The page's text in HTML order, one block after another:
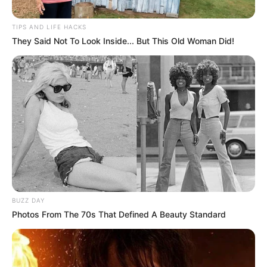
Cortesía Comité No Más Peajes
Manifestación del Comité No Más Peajes en Turbaco
Por: Abraham Mackenzie
Abril 18, 2026
TIPS AND LIFE HACKS
They Said Not To Look Inside... But This Old Woman Did!
BUZZ DAY
Photos From The 70s That Defined A Beauty Standard